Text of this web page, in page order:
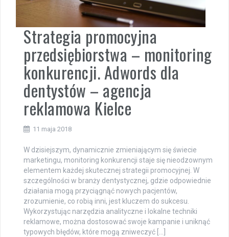
Strategia promocyjna
przedsiębiorstwa – monitoring
konkurencji. Adwords dla
dentystów – agencja
reklamowa Kielce
11 maja 2018
W dzisiejszym, dynamicznie zmieniającym się świecie
marketingu, monitoring konkurencji staje się nieodzownym
elementem każdej skutecznej strategii promocyjnej. W
szczególności w branży dentystycznej, gdzie odpowiednie
działania mogą przyciągnąć nowych pacjentów,
zrozumienie, co robią inni, jest kluczem do sukcesu.
Wykorzystując narzędzia analityczne i lokalne techniki
reklamowe, można dostosować swoje kampanie i uniknąć
typowych błędów, które mogą zniweczyć […]